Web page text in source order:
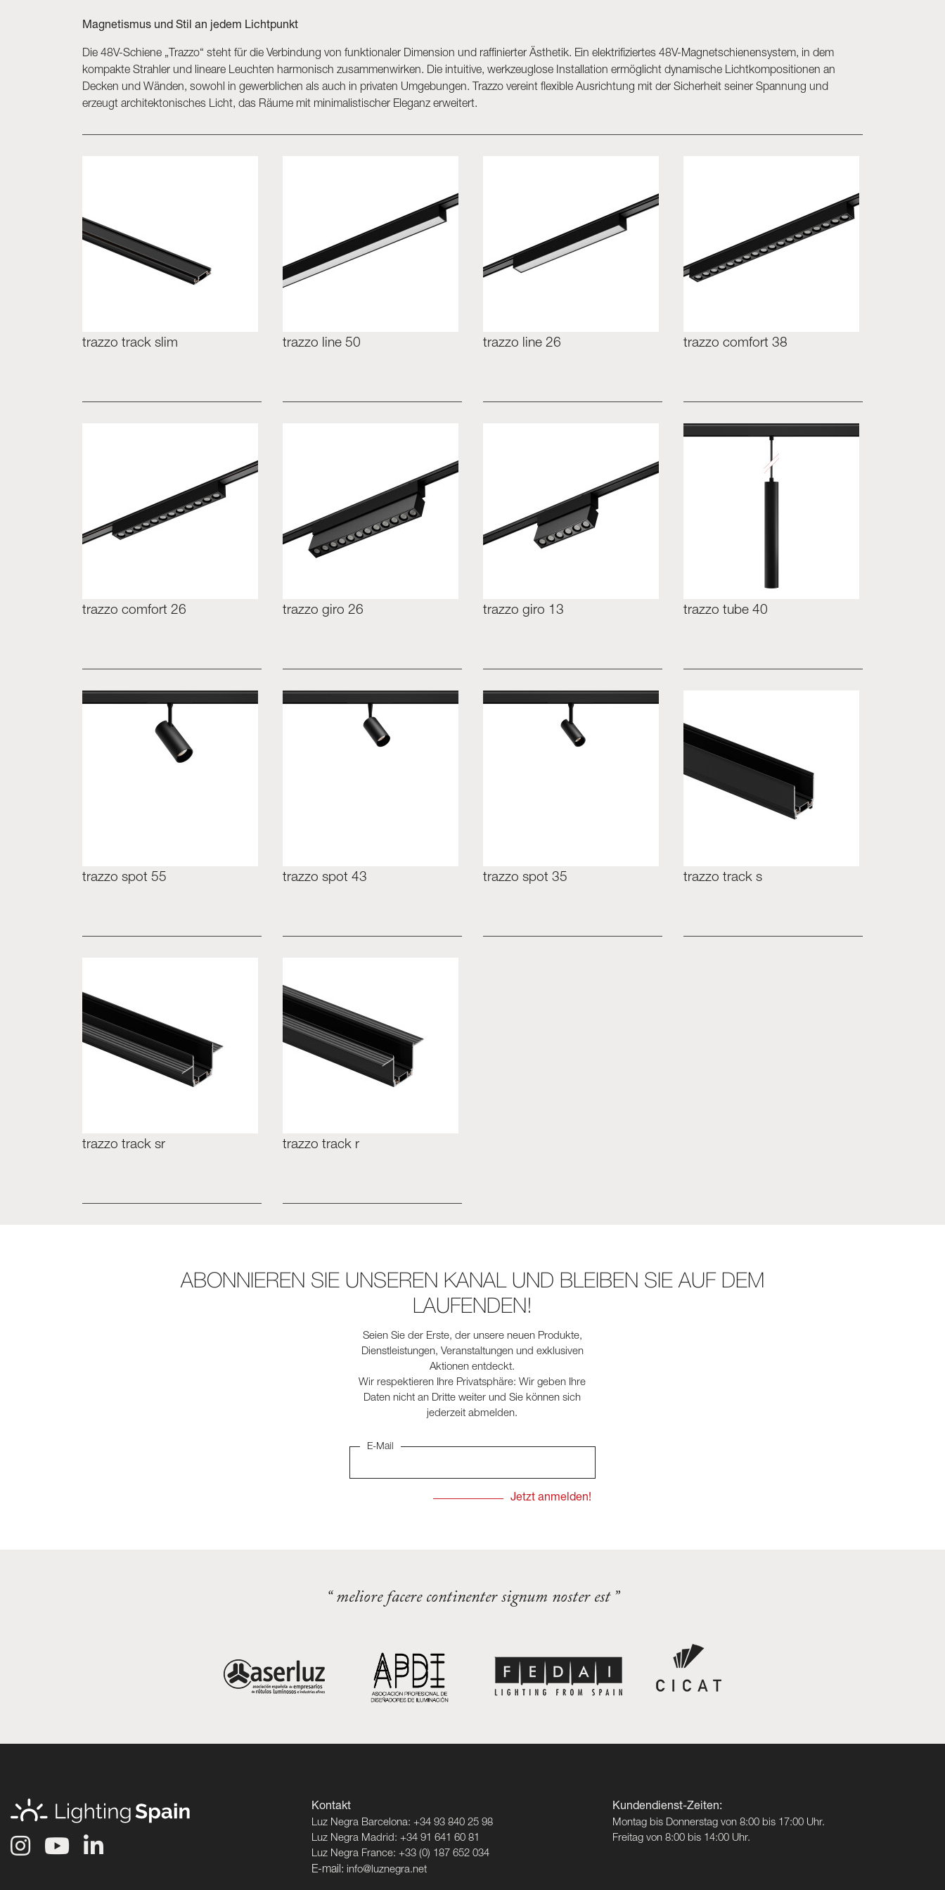
Magnetismus und Stil an jedem Lichtpunkt
Die 48V-Schiene „Trazzo“ steht für die Verbindung von funktionaler Dimension und raffinierter Ästhetik. Ein elektrifiziertes 48V-Magnetschienensystem, in dem
kompakte Strahler und lineare Leuchten harmonisch zusammenwirken. Die intuitive, werkzeuglose Installation ermöglicht dynamische Lichtkompositionen an
Decken und Wänden, sowohl in gewerblichen als auch in privaten Umgebungen. Trazzo vereint flexible Ausrichtung mit der Sicherheit seiner Spannung und
erzeugt architektonisches Licht, das Räume mit minimalistischer Eleganz erweitert.
trazzo track slim trazzo line 50 trazzo line 26 trazzo comfort 38
trazzo comfort 26 trazzo giro 26 trazzo giro 13 trazzo tube 40
trazzo spot 55 trazzo spot 43 trazzo spot 35 trazzo track s
trazzo track sr trazzo track r
ABONNIEREN SIE UNSEREN KANAL UND BLEIBEN SIE AUF DEM
LAUFENDEN!
Seien Sie der Erste, der unsere neuen Produkte,
Dienstleistungen, Veranstaltungen und exklusiven
Aktionen entdeckt.
Wir respektieren Ihre Privatsphäre: Wir geben Ihre
Daten nicht an Dritte weiter und Sie können sich
jederzeit abmelden.
E-Mail
“ meliore facere continenter signum noster est ”
Kontakt
Luz Negra Barcelona: +34 93 840 25 98
Luz Negra Madrid: +34 91 641 60 81
Luz Negra France: +33 (0) 187 652 034
E-mail: info@luznegra.net
Kundendienst-Zeiten:
Montag bis Donnerstag von 8:00 bis 17:00 Uhr.
Freitag von 8:00 bis 14:00 Uhr.